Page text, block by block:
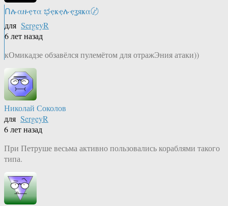
Ոሉαዙҿτα ಭҿҝҿሉҿʓяҝα〄
для SergeyR
6 лет назад
кОмикадзе обзавёлся пулемётом для отражЭния атаки))
Николай Соколов
для SergeyR
6 лет назад
При Петруше весьма активно пользовались кораблями такого
типа.